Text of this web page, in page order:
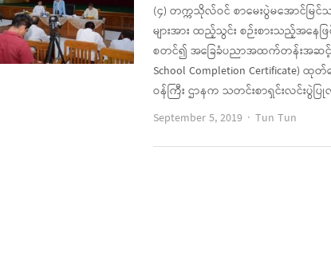
(၄) တက္ကသိုလ်ဝင် စာမေးပွဲမအောင်မြင်
များအား ထည့်သွင်း စဉ်းစားသည့်အနေဖ
စတင်၍ အခြေခံပညာအထက်တန်းအဆင့်
School Completion Certificate) ထု
ဝန်ကြီး ဌာနက သတင်းစာရှင်းလင်းပွဲ
September 5, 2019
Author
Tun Tun